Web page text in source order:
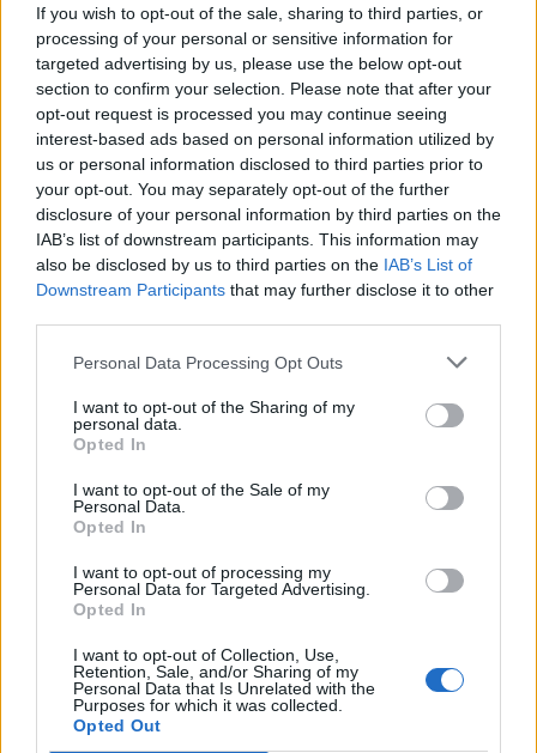
If you wish to opt-out of the sale, sharing to third parties, or
processing of your personal or sensitive information for
targeted advertising by us, please use the below opt-out
section to confirm your selection. Please note that after your
opt-out request is processed you may continue seeing
interest-based ads based on personal information utilized by
us or personal information disclosed to third parties prior to
your opt-out. You may separately opt-out of the further
disclosure of your personal information by third parties on the
IAB’s list of downstream participants. This information may
also be disclosed by us to third parties on the IAB’s List of
Downstream Participants that may further disclose it to other
Personal Data Processing Opt Outs
I want to opt-out of the Sharing of my
personal data.
Opted In
I want to opt-out of the Sale of my
Personal Data.
Opted In
I want to opt-out of processing my
Personal Data for Targeted Advertising.
Opted In
I want to opt-out of Collection, Use,
Retention, Sale, and/or Sharing of my
Personal Data that Is Unrelated with the
Purposes for which it was collected.
Opted Out
kërkesat e LDK-së: Asnjë
zhbëjë vullnetin qytetar
kontroll pas ndërhyrjes në
Koncerti i Kanye West
kalendarin e Champions
League në Kazakistan
refuzojnë bashkimin me
Lushnjen